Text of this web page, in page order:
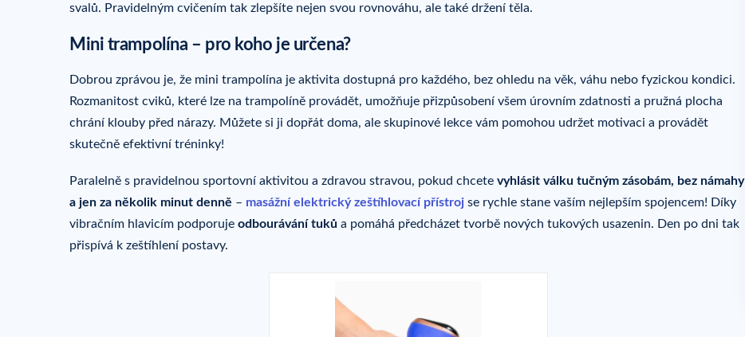
svalů. Pravidelným cvičením tak zlepšíte nejen svou rovnováhu, ale také držení těla.
Mini trampolína – pro koho je určena?
Dobrou zprávou je, že mini trampolína je aktivita dostupná pro každého, bez ohledu na věk, váhu nebo fyzickou kondici.
Rozmanitost cviků, které lze na trampolíně provádět, umožňuje přizpůsobení všem úrovním zdatnosti a pružná plocha
chrání klouby před nárazy. Můžete si ji dopřát doma, ale skupinové lekce vám pomohou udržet motivaci a provádět
skutečně efektivní tréninky!
Paralelně s pravidelnou sportovní aktivitou a zdravou stravou, pokud chcete vyhlásit válku tučným zásobám, bez námahy
a jen za několik minut denně – masážní elektrický zeštíhlovací přístroj se rychle stane vaším nejlepším spojencem! Díky
vibračním hlavicím podporuje odbourávání tuků a pomáhá předcházet tvorbě nových tukových usazenin. Den po dni tak
přispívá k zeštíhlení postavy.